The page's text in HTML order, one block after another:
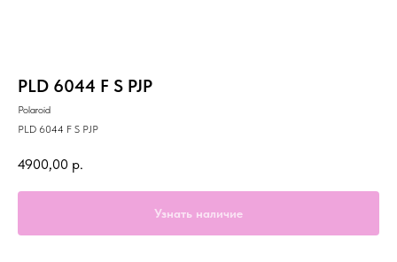
PLD 6044 F S PJP
Polaroid
PLD 6044 F S PJP
4900,00 р.
Узнать наличие